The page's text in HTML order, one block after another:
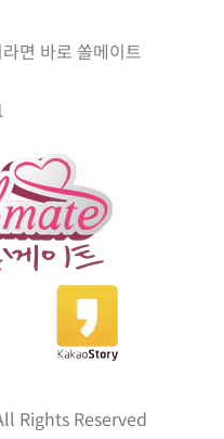
면 바로 쏠메이트
Rights Reserved